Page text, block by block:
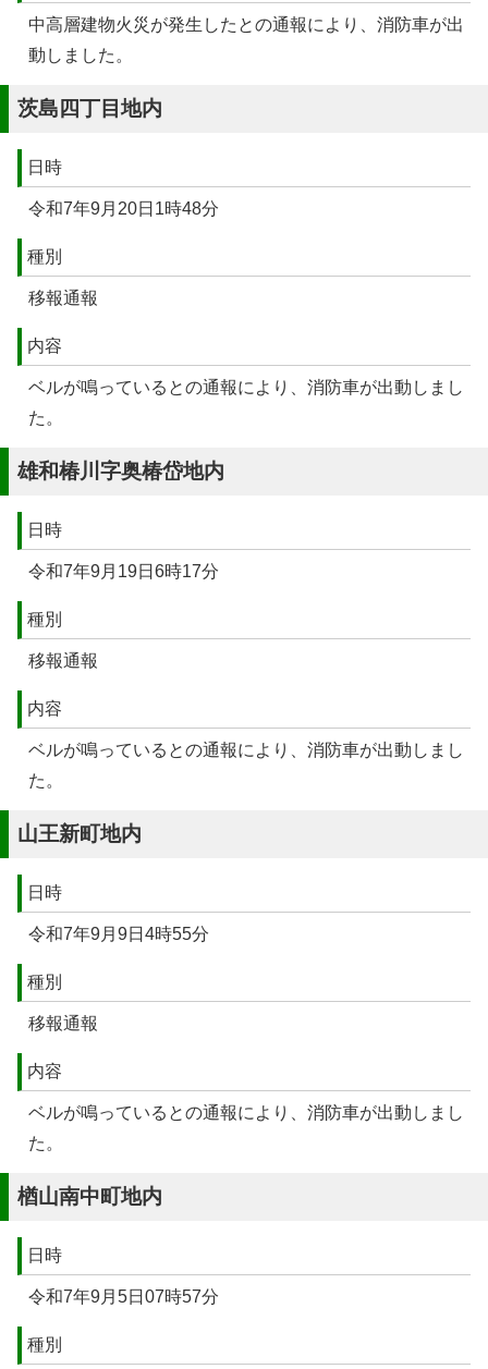
中高層建物火災が発生したとの通報により、消防車が出
動しました。
茨島四丁目地内
日時
令和7年9月20日1時48分
種別
移報通報
内容
ベルが鳴っているとの通報により、消防車が出動しまし
た。
雄和椿川字奥椿岱地内
日時
令和7年9月19日6時17分
種別
移報通報
内容
ベルが鳴っているとの通報により、消防車が出動しまし
た。
山王新町地内
日時
令和7年9月9日4時55分
種別
移報通報
内容
ベルが鳴っているとの通報により、消防車が出動しまし
た。
楢山南中町地内
日時
令和7年9月5日07時57分
種別